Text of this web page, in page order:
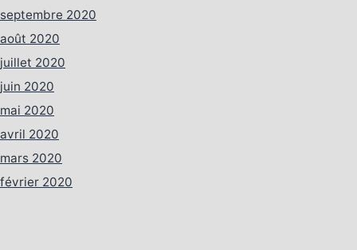
septembre 2020
août 2020
juillet 2020
juin 2020
mai 2020
avril 2020
mars 2020
février 2020